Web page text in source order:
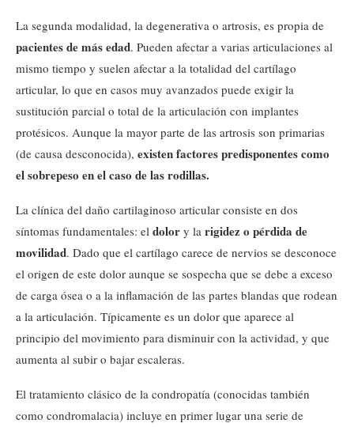
La segunda modalidad, la degenerativa o artrosis, es propia de
pacientes de más edad. Pueden afectar a varias articulaciones al
mismo tiempo y suelen afectar a la totalidad del cartílago
articular, lo que en casos muy avanzados puede exigir la
sustitución parcial o total de la articulación con implantes
protésicos. Aunque la mayor parte de las artrosis son primarias
(de causa desconocida), existen factores predisponentes como
el sobrepeso en el caso de las rodillas.
La clínica del daño cartilaginoso articular consiste en dos
síntomas fundamentales: el dolor y la rigidez o pérdida de
movilidad. Dado que el cartílago carece de nervios se desconoce
el origen de este dolor aunque se sospecha que se debe a exceso
de carga ósea o a la inflamación de las partes blandas que rodean
a la articulación. Típicamente es un dolor que aparece al
principio del movimiento para disminuir con la actividad, y que
aumenta al subir o bajar escaleras.
El tratamiento clásico de la condropatía (conocidas también
como condromalacia) incluye en primer lugar una serie de